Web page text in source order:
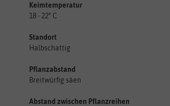
Keimtemperatur
18 - 22° C
Standort
Halbschattig
Pflanzabstand
Breitwürfig säen
Abstand zwischen Pflanzreihen